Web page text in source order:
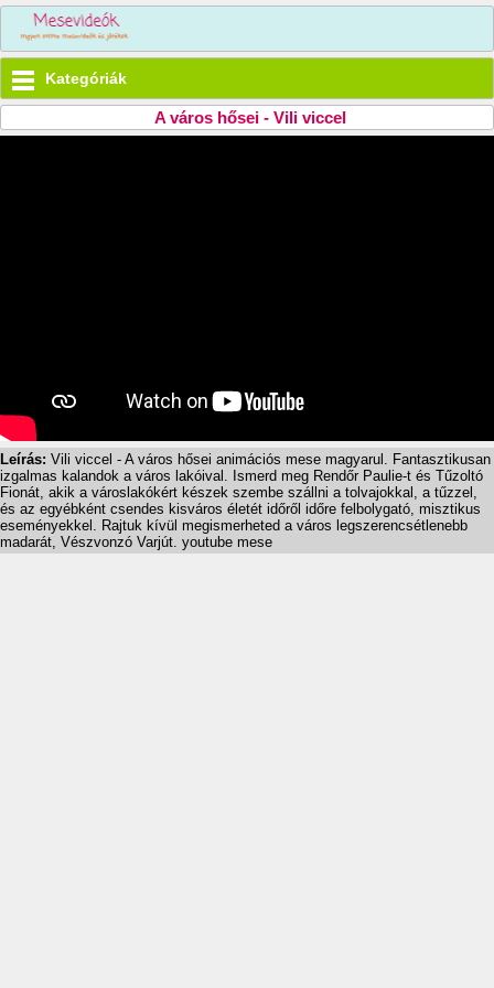
Kategóriák
A város hősei - Vili viccel
Leírás: Vili viccel - A város hősei animációs mese magyarul. Fantasztikusan
izgalmas kalandok a város lakóival. Ismerd meg Rendőr Paulie-t és Tűzoltó
Fionát, akik a városlakókért készek szembe szállni a tolvajokkal, a tűzzel,
és az egyébként csendes kisváros életét időről időre felbolygató, misztikus
eseményekkel. Rajtuk kívül megismerheted a város legszerencsétlenebb
madarát, Vészvonzó Varjút. youtube mese